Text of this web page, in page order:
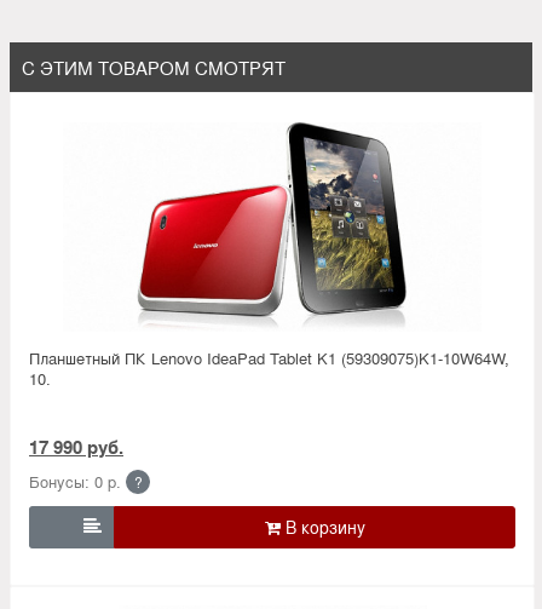
С ЭТИМ ТОВАРОМ СМОТРЯТ
Планшетный ПК Lenovo IdeaPad Tablet K1 (59309075)K1-10W64W,
10.
17 990 руб.
Бонусы: 0 р. ?
